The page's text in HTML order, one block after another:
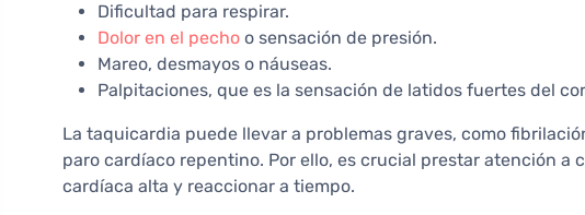
Dificultad para respirar.
Dolor en el pecho o sensación de presión.
Mareo, desmayos o náuseas.
Palpitaciones, que es la sensación de latidos fuertes del
La taquicardia puede llevar a problemas graves, como
paro cardíaco repentino. Por ello, es crucial prestar atención a
cardíaca alta y reaccionar a tiempo.